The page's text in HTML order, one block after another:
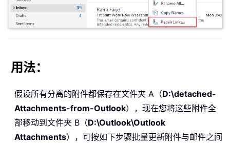
用法：
假设所有分离的附件都保存在文件夹 A（D:\detached-
Attachments-from-Outlook），现在您将这些附件全
部移动到文件夹 B（D:\Outlook\Outlook
Attachments），可按如下步骤批量更新附件与邮件之间